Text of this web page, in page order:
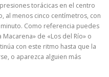
torácicas en el centro
al menos cinco centímetros, con
Como referencia puedes
de «Los del Río» o
con este ritmo hasta que la
o aparezca alguien más